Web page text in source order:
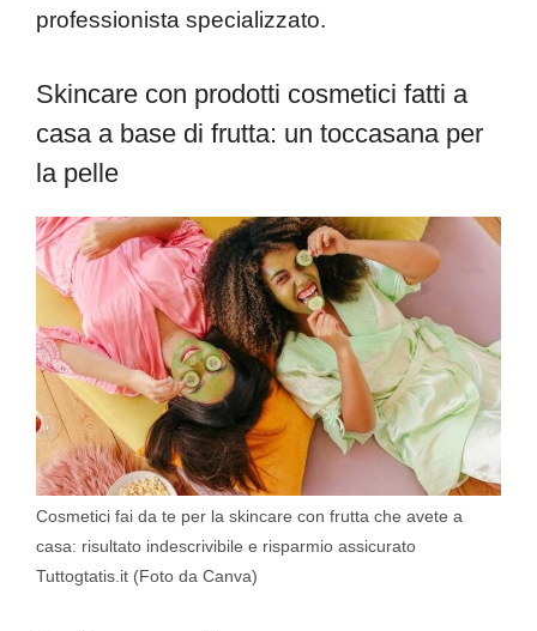
professionista specializzato.
Skincare con prodotti cosmetici fatti a
casa a base di frutta: un toccasana per
la pelle
Cosmetici fai da te per la skincare con frutta che avete a
casa: risultato indescrivibile e risparmio assicurato
Tuttogtatis.it (Foto da Canva)